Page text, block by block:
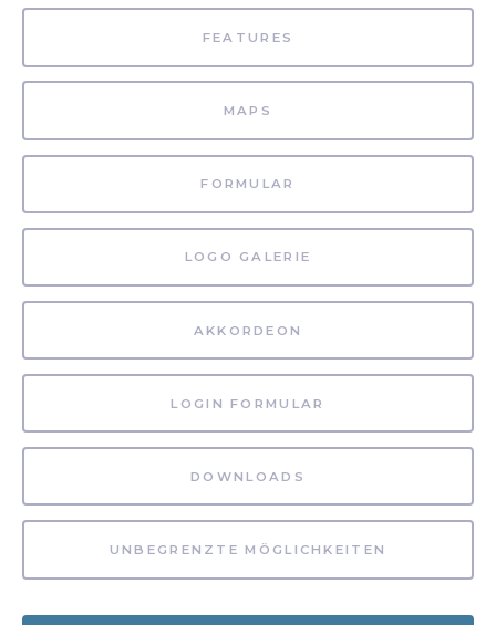
FEATURES
MAPS
FORMULAR
LOGO GALERIE
AKKORDEON
LOGIN FORMULAR
DOWNLOADS
UNBEGRENZTE MÖGLICHKEITEN